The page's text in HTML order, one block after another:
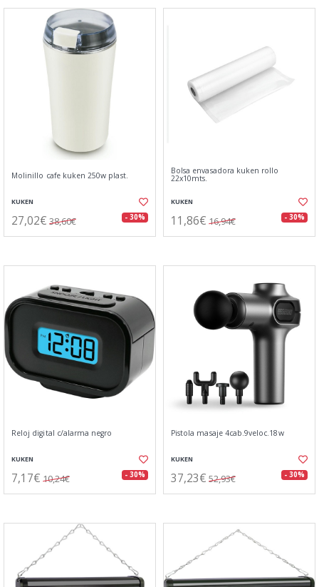
Molinillo cafe kuken 250w plast.
KUKEN
27,02€ 38,60€ - 30%
Bolsa envasadora kuken rollo
22x10mts.
KUKEN
11,86€ 16,94€ - 30%
Reloj digital c/alarma negro
KUKEN
7,17€ 10,24€ - 30%
Pistola masaje 4cab.9veloc.18w
KUKEN
37,23€ 52,93€ - 30%